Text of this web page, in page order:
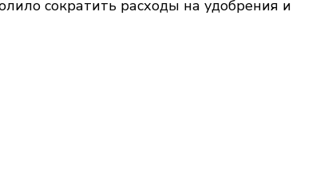
сократить расходы на удобрения и